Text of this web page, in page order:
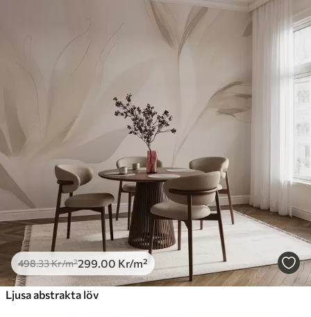
498.33Kr/m²299 .00 Kr/m²
Ljusa abstrakta löv